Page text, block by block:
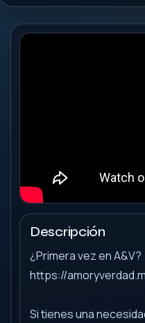
Descripción
¿Primera vez en A&V?
https://
Si tienes una